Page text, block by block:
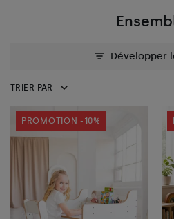
Développer
TRIER PAR
PROMOTION -10%